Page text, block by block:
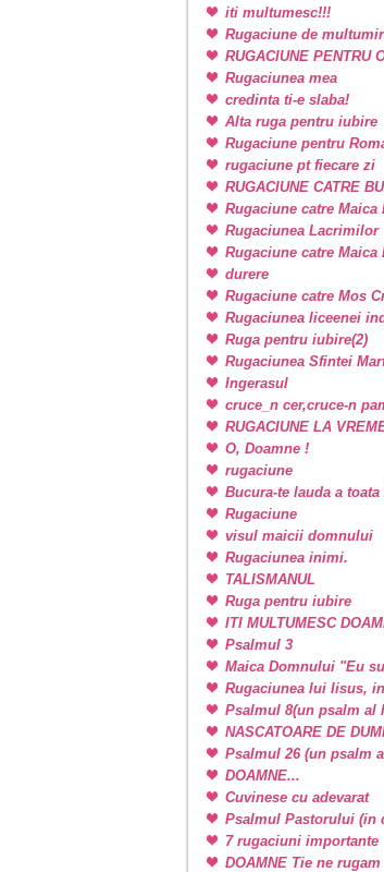
iti multumesc!!!
Rugaciune de
RUGACIUNE PENTRU
Rugaciunea mea
credinta ti-e slaba!
Alta ruga pentru iubire
Rugaciune pentru
rugaciune pt fiecare zi
RUGACIUNE CATRE
Rugaciune catre Maica
Rugaciunea Lacrimilor
Rugaciune catre
durere
Rugaciune catre Mos
Rugaciunea liceenei
Ruga pentru iubire(2)
Rugaciunea Sfintei
Ingerasul
cruce_n cer,cruce-n
RUGACIUNE LA
O, Doamne !
rugaciune
Bucura-te lauda a
Rugaciune
visul maicii domnului
Rugaciunea inimi.
TALISMANUL
Ruga pentru iubire
ITI MULTUMESC
Psalmul 3
Maica Domnului "Eu
Rugaciunea lui Iisus,
Psalmul 8(un psalm al
NASCATOARE DE
Psalmul 26 (un psalm
DOAMNE...
Cuvinese cu adevarat
Psalmul Pastorului (in
7 rugaciuni importante
DOAMNE Tie ne rugam